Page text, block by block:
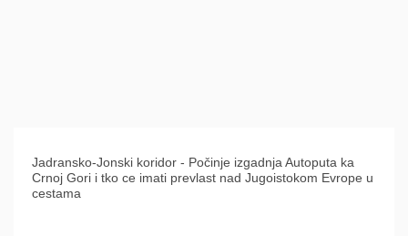
Jadransko-Jonski koridor - Počinje izgadnja Autoputa ka
Crnoj Gori i tko ce imati prevlast nad Jugoistokom Evrope u
cestama